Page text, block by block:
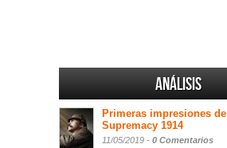
Análisis
Primeras impresiones de
Supremacy 1914
11/05/2019 - 0 Comentarios